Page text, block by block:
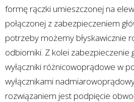
formę rączki umieszczonej na
połączonej z zabezpieczeniem
potrzeby możemy błyskawicznie
odbiorniki. Z kolei zabezpieczenie
wyłączniki różnicowoprądowe w
wyłącznikami
rozwiązaniem jest podpięcie